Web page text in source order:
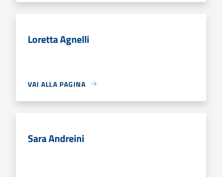
Loretta Agnelli
VAI ALLA PAGINA
Sara Andreini